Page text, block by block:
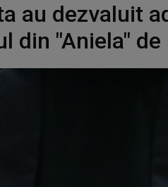
au dezvaluit
din "Aniela"